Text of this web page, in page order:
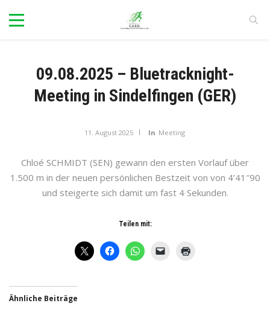
09.08.2025 – Bluetracknight-
Meeting in Sindelfingen (GER)
11. August 2025 In Meeting
Chloé SCHMIDT (SEN) gewann den ersten Vorlauf über
1.500 m in der neuen persönlichen Bestzeit von von 4’41″90
und steigerte sich damit um fast 4 Sekunden.
Teilen mit:
Ähnliche Beiträge